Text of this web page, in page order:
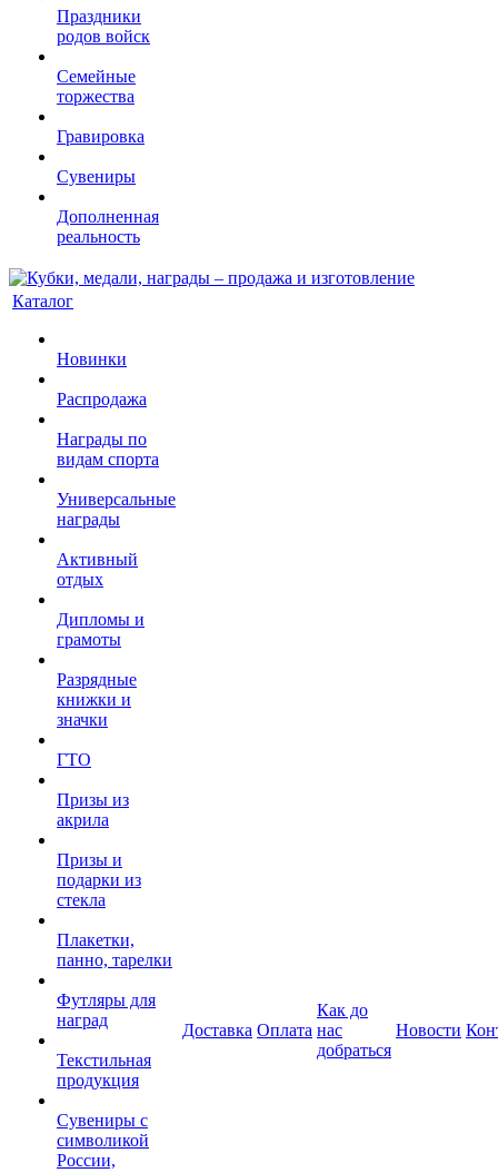
Праздники
родов войск
Семейные
торжества
Гравировка
Сувениры
Дополненная
реальность
Каталог
Новинки
Распродажа
Награды по
видам спорта
Универсальные
награды
Активный
отдых
Дипломы и
грамоты
Разрядные
книжки и
значки
ГТО
Призы из
акрила
Призы и
подарки из
стекла
Плакетки,
панно, тарелки
Футляры для
наград
Текстильная
продукция
Сувениры с
символикой
России,
Доставка Оплата
Как до
нас
добраться
Новости